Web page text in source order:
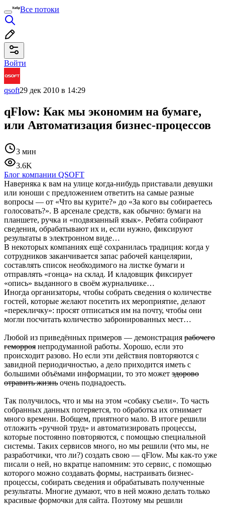
Все потоки
Войти
qsoft29 дек 2010 в 14:29
qFlow: Как мы экономим на бумаге,
или Автоматизация бизнес-процессов
3 мин
3.6K
Блог компании QSOFT
Наверняка к вам на улице когда-нибудь приставали девушки
или юноши с предложением ответить на самые разные
вопросы — от «Что вы курите?» до «За кого вы собираетесь
голосовать?». В арсенале средств, как обычно: бумаги на
планшете, ручка и «подвязанный язык». Ребята собирают
сведения, обрабатывают их и, если нужно, фиксируют
результаты в электронном виде…
В некоторых компаниях ещё сохранилась традиция: когда у
сотрудников заканчивается запас рабочей канцелярии,
составлять список необходимого на листке бумаги и
отправлять «гонца» на склад. И кладовщик фиксирует
«опись» выданного в своём журнальчике…
Иногда организаторы, чтобы собрать сведения о количестве
гостей, которые желают посетить их мероприятие, делают
«перекличку»: просят отписаться им на почту, чтобы они
могли посчитать количество забронированных мест…
Любой из приведённых примеров — демонстрация рабочего
геморроя непродуманной работы. Хорошо, если это
происходит разово. Но если эти действия повторяются с
завидной периодичностью, а дело приходится иметь с
большими объёмами информации, то это может здорово
отравить жизнь очень поднадоесть.
Так получилось, что и мы на этом «собаку съели». То часть
собранных данных потеряется, то обработка их отнимает
много времени. Вобщем, приятного мало. В итоге решили
отложить «ручной труд» и автоматизировать процессы,
которые постоянно повторяются, с помощью специальной
системы. Таких сервисов много, но мы решили (что мы, не
разработчики, что ли?) создать свою — qFlow. Мы как-то уже
писали о ней, но вкратце напомним: это сервис, с помощью
которого можно создавать формы, настраивать бизнес-
процессы, собирать сведения и обрабатывать полученные
результаты. Многие думают, что в ней можно делать только
красивые формочки для сайта. Поэтому мы решили